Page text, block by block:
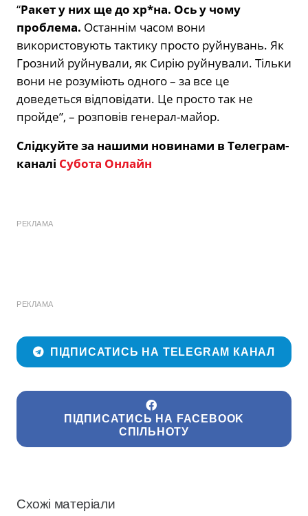
“Ракет у них ще до хр*на. Ось у чому
проблема. Останнім часом вони
використовують тактику просто руйнувань. Як
Грозний руйнували, як Сирію руйнували. Тільки
вони не розуміють одного – за все це
доведеться відповідати. Це просто так не
пройде”, – розповів генерал-майор.
Слідкуйте за нашими новинами в Телеграм-
каналі Субота Онлайн
РЕКЛАМА
РЕКЛАМА
ПІДПИСАТИСЬ НА TELEGRAM КАНАЛ
ПІДПИСАТИСЬ НА FACEBOOK
СПІЛЬНОТУ
Схожі матеріали